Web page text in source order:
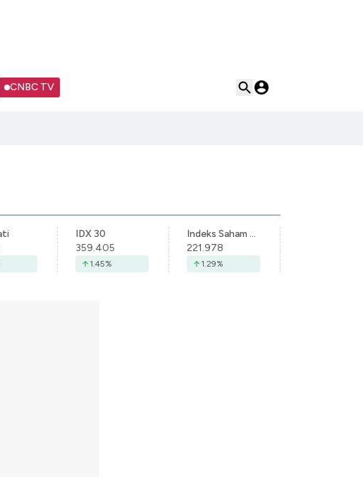
CNBC TV
IDX 30
359.405
1.45%
Indeks Saham Syariah Indonesia
221.978
1.29%